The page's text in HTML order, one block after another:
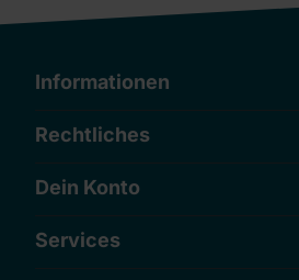
Informationen
Rechtliches
Dein Konto
Services